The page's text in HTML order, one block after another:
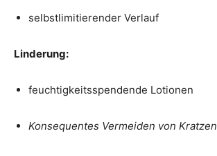
selbstlimitierender Verlauf
Linderung:
feuchtigkeitsspendende Lotionen
Konsequentes Vermeiden von Kratzen